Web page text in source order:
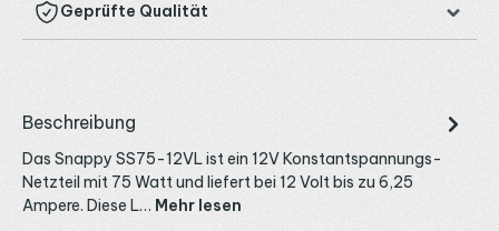
Geprüfte Qualität
Beschreibung
Das Snappy SS75-12VL ist ein 12V Konstantspannungs-
Netzteil mit 75 Watt und liefert bei 12 Volt bis zu 6,25
Ampere. Diese L… Mehr lesen